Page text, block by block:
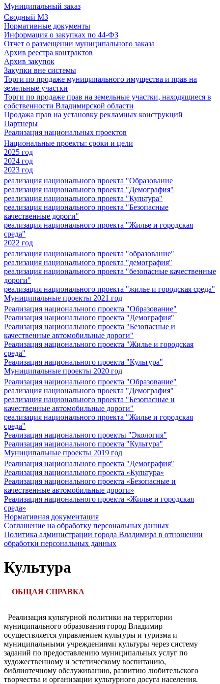
Муниципальный заказ
Сводный МЗ
Нормативные документы
Информация о закупках по 44-ФЗ
Отчет о размещении муниципального заказа
Архив реестра контрактов
Архив закупок
Закупки вне системы
Торги по продаже муниципального имущества и прав на
земельные участки
Торги по продаже прав на земельные участки, находящиеся в
собственности Владимирской области
Продажа прав на установку рекламных конструкций
Партнеры
Реализация национальных проектов
Национальные проекты: сроки и цели
2025 год
2024 год
2023 год
реализация национального проекта "Образование
реализация национального проекта "Демография"
реализация национального проекта "Культура"
реализация национального проекта "Безопасные
качественные дороги"
реализация национального проекта "Жилье и городская
среда"
2022 год
реализация национального проекта "образование"
реализация национального проекта "демография"
реализация национального проекта "безопасные качественные
дороги"
реализация национального проекта "жилье и городская среда"
Муниципальные проекты 2021 год
Реализация национального проекта "Образование"
Реализация национального проекта "Демография"
Реализация национального проекта "Безопасные и
качественные автомобильные дороги"
Реализация национального проекта "Жилье и городская
среда"
Реализация национального проекта "Культура"
Муниципальные проекты 2020 год
Реализация национального проекта "Образование"
реализация национального проекта "Демография"
реализация национального проекта "Безопасные и
качественные автомобильные дороги"
реализация национального проекта "Жилье и городская
среда"
Реализация национального проекты "Экология"
Реализация национального проекта "Культура"
Муниципальные проекты 2019 год
Реализация национального проекта "Демография"
Реализация национального проекта «Культура»
Реализация национального проекта «Безопасные и
качественные автомобильные дороги»
Реализация национального проекта «Жилье и городская
среда»
Нормативная документация
Соглашение на обработку персональных данных
Политика администрации города Владимира в отношении
обработки персональных данных
Культура
ОБЩАЯ СПРАВКА
Реализация культурной политики на территории
муниципального образования город Владимир
осуществляется управлением культуры и туризма и
муниципальными учреждениями культуры через систему
заданий по предоставлению муниципальных услуг по
художественному и эстетическому воспитанию,
библиотечному обслуживанию, развитию любительского
творчества и организации культурного досуга населения.